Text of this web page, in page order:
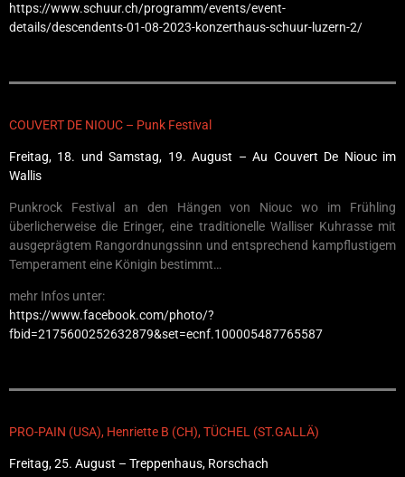
https://www.schuur.ch/programm/events/event-
details/descendents-01-08-2023-konzerthaus-schuur-luzern-2/
COUVERT DE NIOUC – Punk Festival
Freitag, 18. und Samstag, 19. August – Au Couvert De Niouc im
Wallis
Punkrock Festival an den Hängen von Niouc wo im Frühling
überlicherweise die Eringer, eine traditionelle Walliser Kuhrasse mit
ausgeprägtem Rangordnungssinn und entsprechend kampflustigem
Temperament eine Königin bestimmt…
mehr Infos unter:
https://www.facebook.com/photo/?
fbid=2175600252632879&set=ecnf.100005487765587
PRO-PAIN (USA), Henriette B (CH), TÜCHEL (ST.GALLÄ)
Freitag, 25. August – Treppenhaus, Rorschach